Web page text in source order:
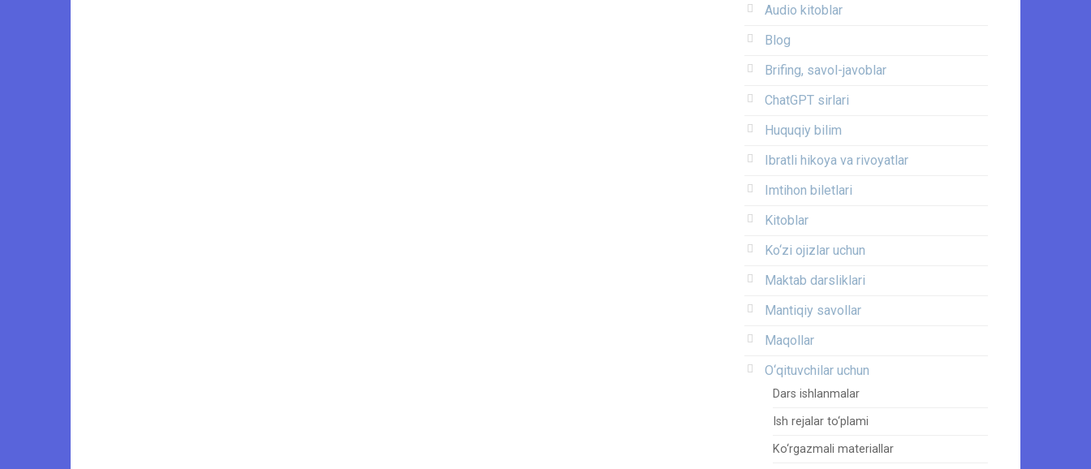
Audio kitoblar
Blog
Brifing, savol-javoblar
ChatGPT sirlari
Huquqiy bilim
Ibratli hikoya va rivoyatlar
Imtihon biletlari
Kitoblar
Ko‘zi ojizlar uchun
Maktab darsliklari
Mantiqiy savollar
Maqollar
O‘qituvchilar uchun
Dars ishlanmalar
Ish rejalar to‘plami
Ko‘rgazmali materiallar